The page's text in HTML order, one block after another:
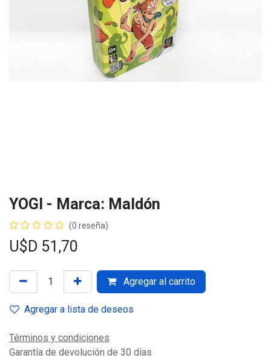
YOGI - Marca: Maldón
(0 reseña)
U$D 51,70
Agregar al carrito
Agregar a lista de deseos
Términos y condiciones
Garantía de devolución de 30 días